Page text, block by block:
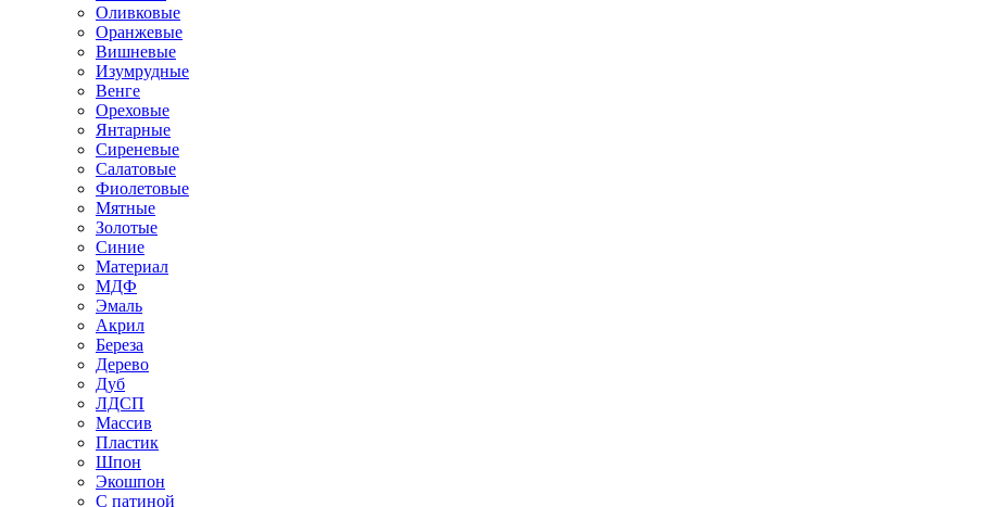
Оливковые
Оранжевые
Вишневые
Изумрудные
Венге
Ореховые
Янтарные
Сиреневые
Салатовые
Фиолетовые
Мятные
Золотые
Синие
Материал
МДФ
Эмаль
Акрил
Береза
Дерево
Дуб
ЛДСП
Массив
Пластик
Шпон
Экошпон
С патиной